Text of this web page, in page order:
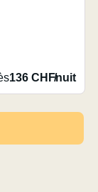
136 CHF/nuit